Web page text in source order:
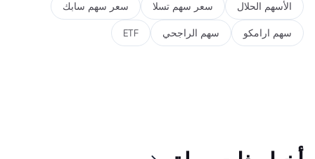
الأسهم الحلال سعر سهم تسلا سعر سهم سابك
سهم ارامكو سهم الراجحي ETF